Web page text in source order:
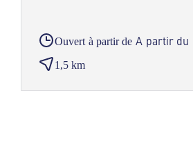
Ouvert à partir de A partir du
1,5 km